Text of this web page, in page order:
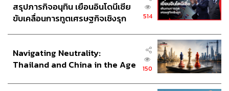
สรุปภารกิจอนุทิน เยือนอินโดนีเซีย
ขับเคลื่อนการทูตเศรษฐกิจเชิงรุก
514
Navigating Neutrality:
Thailand and China in the Age
150